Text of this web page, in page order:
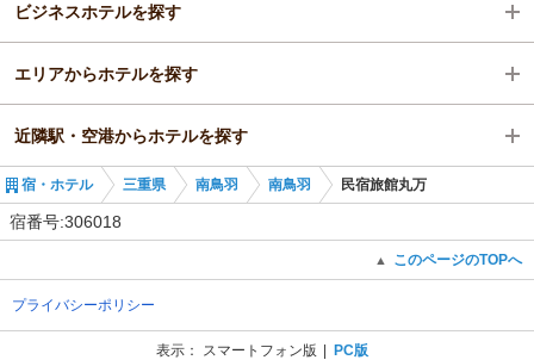
ビジネスホテルを探す
三重県
南鳥羽
エリアからホテルを探す
三重県
南鳥羽
近隣駅・空港からホテルを探す
松尾駅
宿・ホテル 三重県 南鳥羽 南鳥羽 民宿旅館丸万
宿番号:306018
▲ このページのTOPへ
プライバシーポリシー
表示： スマートフォン版 PC版